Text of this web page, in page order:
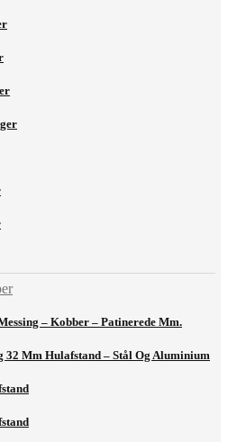
– Kobber – Patinerede Mm.
32 Mm Hulafstand – Stål Og Aluminium